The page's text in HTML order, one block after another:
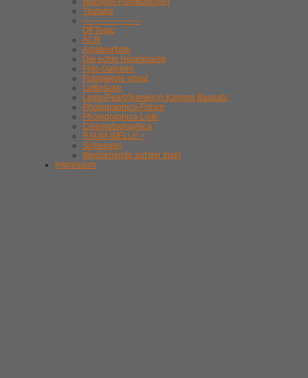
Youtube
---------------------
Off Topic
ACR
Amateurfunk
Die echte Havelquelle
Foto-Galerien
Fotogalerie privat
Luftbrücke
Lomo/Pearl/Somikron Kamera Bausatz
Photographica-Forum
Photographica-Liste
Cinematographica
RAUM-WELLE >
Schleusen
Wochenende auf der Insel
Impressum